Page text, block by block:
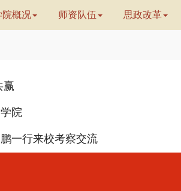
院概况 师资队伍 思政改革
赢
院
一行来校考察交流